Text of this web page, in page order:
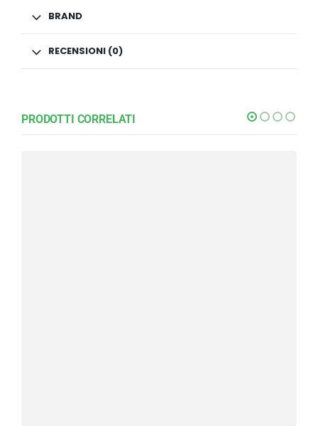
BRAND
RECENSIONI (0)
PRODOTTI CORRELATI